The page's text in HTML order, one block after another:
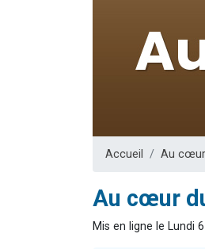
Accueil Au cœur
Au cœur
Mis en ligne le Lundi